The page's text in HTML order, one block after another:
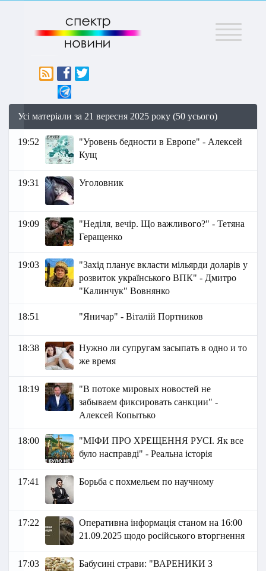
Меню
Усі матеріали за 21 вересня 2025 року (50 усього)
19:52
"Уровень бедности в Европе" - Алексей
Кущ
19:31 Уголовник
19:09
"Неділя, вечір. Що важливого?" - Тетяна
Геращенко
19:03
"Захід планує вкласти мільярди доларів у
розвиток українського ВПК" - Дмитро
"Калинчук" Вовнянко
18:51 "Яничар" - Віталій Портников
18:38
Нужно ли супругам засыпать в одно и то
же время
18:19
"В потоке мировых новостей не
забываем фиксировать санкции" -
Алексей Копытько
18:00
"МІФИ ПРО ХРЕЩЕННЯ РУСІ. Як все
було насправді" - Реальна історія
17:41 Борьба с похмельем по научному
17:22
Оперативна інформація станом на 16:00
21.09.2025 щодо російського вторгнення
17:03
Бабусині страви: "ВАРЕНИКИ З